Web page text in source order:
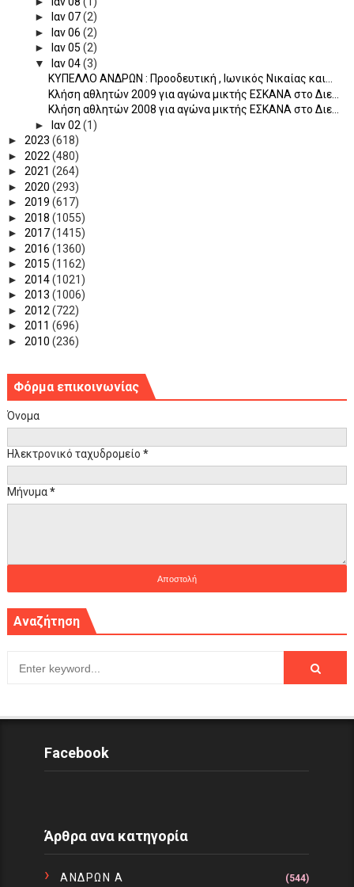
►
Ιαν 07(2)
►
Ιαν 06 (2)
►
Ιαν 05 (2)
▼
Ιαν 04(3)
ΚΥΠΕΛΛΟ ΑΝΔΡΩΝ : Προοδευτική , Ιωνικός Νικαίας και...
Κλήση αθλητών 2009 για αγώνα μικτής ΕΣΚΑΝΑ στο Διε...
Κλήση αθλητών 2008 για αγώνα μικτής ΕΣΚΑΝΑ στο Διε...
►
Ιαν 02 (1)
► 2023 (618)
► 2022 (480)
► 2021 (264)
► 2020 (293)
► 2019 (617)
► 2018 (1055)
► 2017(1415)
► 2016 (1360)
► 2015 (1162)
► 2014(1021)
► 2013 (1006)
► 2012 (722)
► 2011 (696)
► 2010 (236)
Φόρμα επικοινωνίας
Όνομα
Ηλεκτρονικό ταχυδρομείο *
Μήνυμα*
Αναζήτηση
Facebook
Άρθρα ανα κατηγορία
ΑΝΔΡΩΝ Α (544)